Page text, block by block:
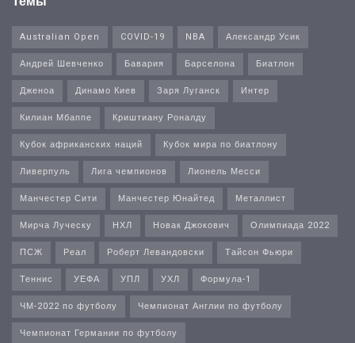
Australian Open COVID-19 NBA
Александр Усик
Андрей Шевченко
Бавария Барселона
Биатлон
Дженоа
Динамо Киев Заря Луганск
Интер
Килиан Мбаппе
Криштиану Роналду
Кубок африканских наций
Кубок мира по биатлону
Ливерпуль
Лига чемпионов
Лионель Месси
Манчестер Сити
Манчестер Юнайтед
Металлист
Мирча Луческу
НХЛ Новак Джокович
Олимпиада 2022
ПСЖ
Реал Роберт Левандовски
Тайсон Фьюри
Теннис
УЕФА УПЛ УХЛ
Формула-1
ЧМ-2022 по футболу
Чемпионат Англии по футболу
Чемпионат Германии по футболу